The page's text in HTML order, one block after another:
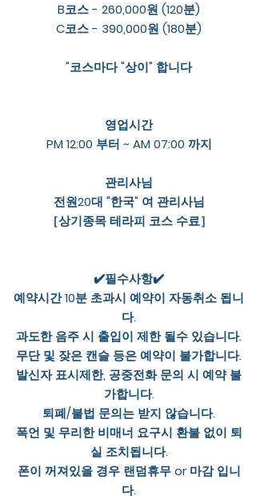
B코스 - 260,000원 (120분)
C코스 - 390,000원 (180분)
"코스마다 "상이" 합니다
영업시간
PM 12:00 부터 ~ AM 07:00 까지
관리사님
전원20대 "한국" 여 관리사님
［상기종목 테라피 코스 수료］
✔️필수사항✔️
예약시간 10분 초과시 예약이 자동취소 됩니
다.
과도한 음주 시 출입이 제한 될수 있습니다.
무단 및 잦은 캔슬 등은 예약이 불가합니다.
발신자 표시제한, 공중전화 문의 시 예약 불
가합니다.
퇴폐/불법 문의는 받지 않습니다.
폭언 및 무리한 비매너 요구시 환불 없이 퇴
실 조치됩니다.
폰이 꺼져있을 경우 랜덤휴무 or 마감 입니
다.